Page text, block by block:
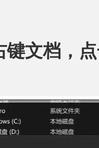
键文档，